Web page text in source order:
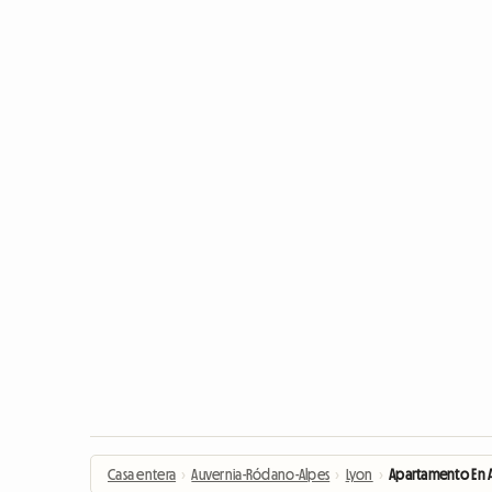
Casa entera › Auvernia-Ródano-Alpes › Lyon › Apartamento En